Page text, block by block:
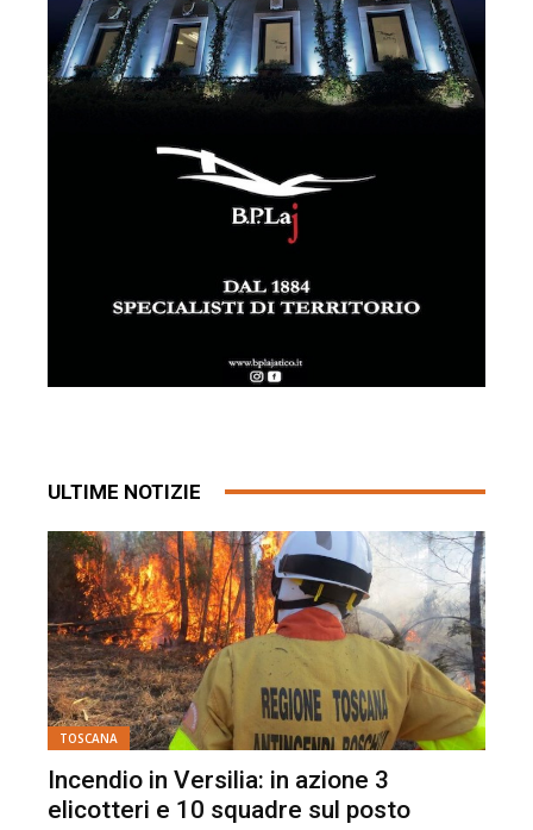
ULTIME NOTIZIE
TOSCANA
Incendio in Versilia: in azione 3
elicotteri e 10 squadre sul posto